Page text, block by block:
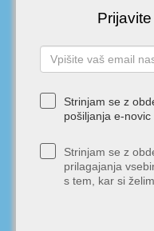
Strinjam se z
pošiljanja e-novic
Strinjam se z
prilagajanja
s tem, kar si želim